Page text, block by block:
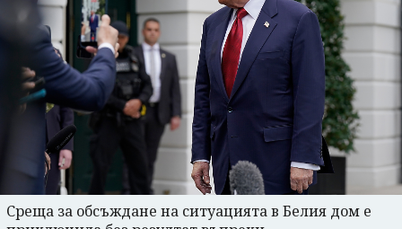
Среща за обсъждане на ситуацията в Белия дом е